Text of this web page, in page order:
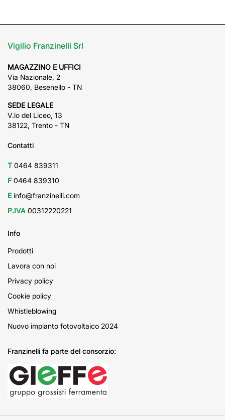
Vigilio Franzinelli Srl
MAGAZZINO E UFFICI
Via Nazionale, 2
38060, Besenello - TN
SEDE LEGALE
V.lo del Liceo, 13
38122, Trento - TN
Contatti
T 0464 839311
F 0464 839310
E info@franzinelli.com
P.IVA 00312220221
Info
Prodotti
Lavora con noi
Privacy policy
Cookie policy
Whistleblowing
Nuovo impianto fotovoltaico 2024
Franzinelli fa parte del consorzio: